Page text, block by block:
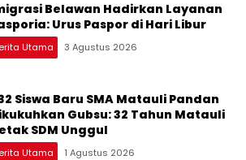
Belawan Hadirkan Layanan
Urus Paspor di Hari Libur
Utama 3 Agustus 2026
Siswa Baru SMA Matauli Pandan
Gubsu: 32 Tahun Matauli
SDM Unggul
Utama 1 Agustus 2026